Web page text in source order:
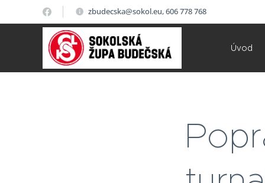
zbudecska@sokol.eu, 606 778 768
Úvod